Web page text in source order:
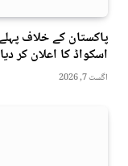
اسکواڈ کا اعلان کر دیا
اگست 7, 2026